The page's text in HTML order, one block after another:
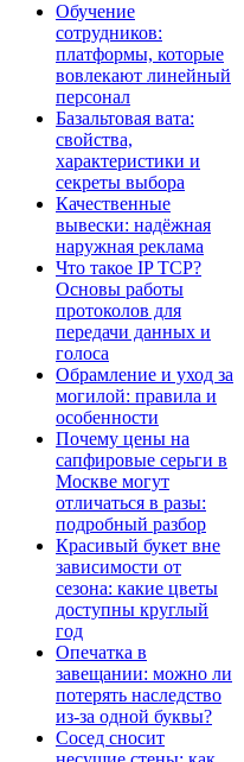
Обучение
сотрудников:
платформы, которые
вовлекают линейный
персонал
Базальтовая вата:
свойства,
характеристики и
секреты выбора
Качественные
вывески: надёжная
наружная реклама
Что такое IP TCP?
Основы работы
протоколов для
передачи данных и
голоса
Обрамление и уход за
могилой: правила и
особенности
Почему цены на
сапфировые серьги в
Москве могут
отличаться в разы:
подробный разбор
Красивый букет вне
зависимости от
сезона: какие цветы
доступны круглый
год
Опечатка в
завещании: можно ли
потерять наследство
из-за одной буквы?
Сосед сносит